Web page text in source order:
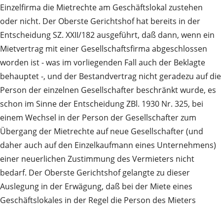
Einzelfirma die Mietrechte am Geschäftslokal zustehen
oder nicht. Der Oberste Gerichtshof hat bereits in der
Entscheidung SZ. XXII/182 ausgeführt, daß dann, wenn ein
Mietvertrag mit einer Gesellschaftsfirma abgeschlossen
worden ist - was im vorliegenden Fall auch der Beklagte
behauptet -, und der Bestandvertrag nicht geradezu auf die
Person der einzelnen Gesellschafter beschränkt wurde, es
schon im Sinne der Entscheidung ZBl. 1930 Nr. 325, bei
einem Wechsel in der Person der Gesellschafter zum
Übergang der Mietrechte auf neue Gesellschafter (und
daher auch auf den Einzelkaufmann eines Unternehmens)
einer neuerlichen Zustimmung des Vermieters nicht
bedarf. Der Oberste Gerichtshof gelangte zu dieser
Auslegung in der Erwägung, daß bei der Miete eines
Geschäftslokales in der Regel die Person des Mieters